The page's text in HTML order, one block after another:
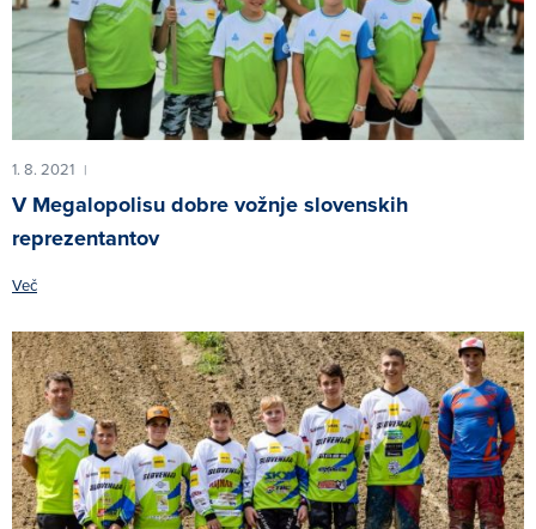
1. 8. 2021 |
V Megalopolisu dobre vožnje slovenskih
reprezentantov
Več